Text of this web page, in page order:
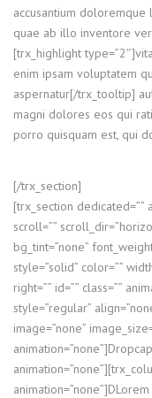
accusantium doloremque
quae ab illo inventore
[trx_highlight
enim ipsam voluptatem
aspernatur[/trx_tooltip]
magni dolores eos qui
porro quisquam est, qui
[/trx_section]
[trx_section dedicated=””
scroll=””
bg_tint=”none”
style=”solid” color=””
right=”” id=”” class=””
style=”regular”
image=”none”